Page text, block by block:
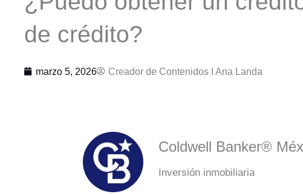
de crédito?
marzo 5, 2026 Creador de Contenidos I Ana Landa
Coldwell Banker®
Inversión inmobiliaria